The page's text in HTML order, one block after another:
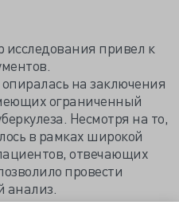
исследования привел к
на заключения
ограниченный
Несмотря на то,
в рамках широкой
отвечающих
провести
анализ.